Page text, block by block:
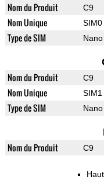
Nom du Produit C9
Nom Unique SIM0
Type de SIM
Nom du Produit C9
Nom Unique SIM1
Type de SIM
Nom du Produit C9